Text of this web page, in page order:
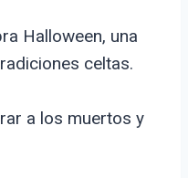
Halloween, una
celtas.
a los muertos y